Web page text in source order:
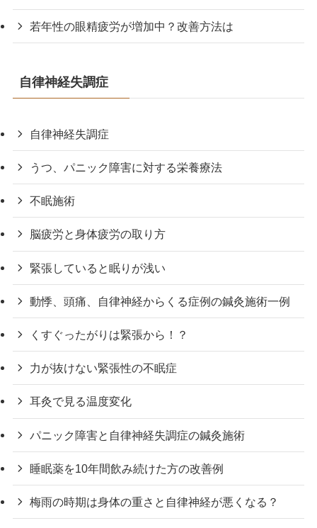
若年性の眼精疲労が増加中？改善方法は
自律神経失調症
自律神経失調症
うつ、パニック障害に対する栄養療法
不眠施術
脳疲労と身体疲労の取り方
緊張していると眠りが浅い
動悸、頭痛、自律神経からくる症例の鍼灸施術一例
くすぐったがりは緊張から！？
力が抜けない緊張性の不眠症
耳灸で見る温度変化
パニック障害と自律神経失調症の鍼灸施術
睡眠薬を10年間飲み続けた方の改善例
梅雨の時期は身体の重さと自律神経が悪くなる？